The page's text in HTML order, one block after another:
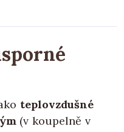
teplovzdušné
(v koupelně v